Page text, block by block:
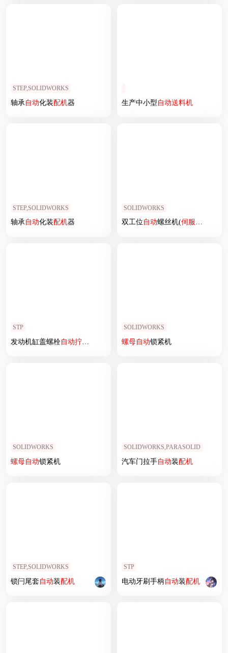
STEP,SOLIDWORKS
轴承自动化装配机器 生产中小型自动送料机
STEP,SOLIDWORKS
轴承自动化装配机器
SOLIDWORKS
双工位自动螺丝机(伺服电机
STP
发动机缸盖螺栓自动拧紧
SOLIDWORKS
螺母自动锁紧机
SOLIDWORKS
螺母自动锁紧机
SOLIDWORKS,PARASOLID
汽车门拉手自动装配机
STEP,SOLIDWORKS
锁闩尾套自动装配机
STP
电动牙刷手柄自动装配机